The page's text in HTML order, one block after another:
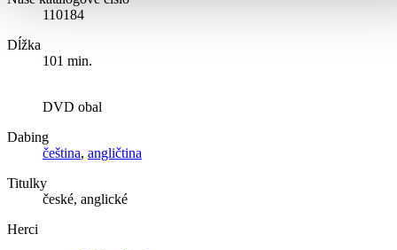
110184
Dĺžka
101 min.
DVD obal
Dabing
čeština, angličtina
Titulky
české, anglické
Herci